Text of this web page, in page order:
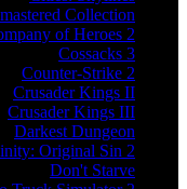
Collection
of Heroes 2
Cossacks 3
Counter-Strike 2
Crusader Kings II
Crusader Kings III
Darkest Dungeon
Original Sin 2
Don't Starve